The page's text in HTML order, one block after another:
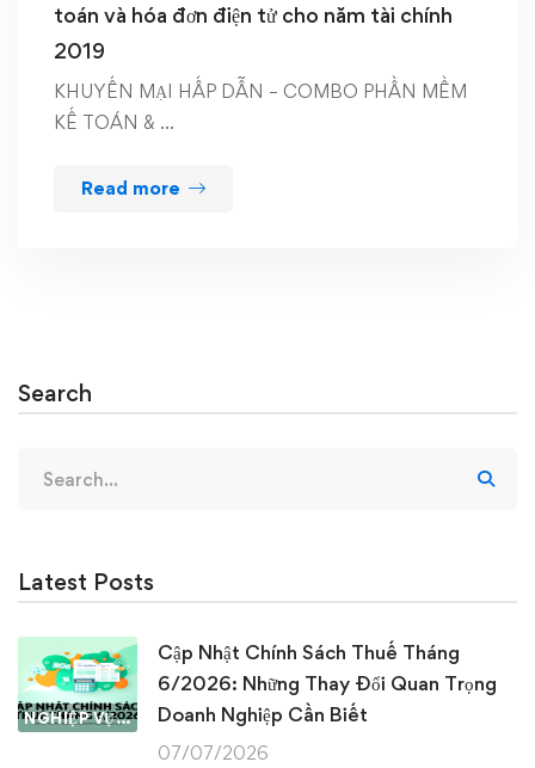
toán và hóa đơn điện tử cho năm tài chính
2019
KHUYẾN MẠI HẤP DẪN – COMBO PHẦN MỀM
KẾ TOÁN & …
Read more
Search
for:
Latest Posts
NGHIỆP VỤ KẾ TOÁN & THUẾ
Cập Nhật Chính Sách Thuế Tháng
6/2026: Những Thay Đổi Quan Trọng
Doanh Nghiệp Cần Biết
07/07/2026